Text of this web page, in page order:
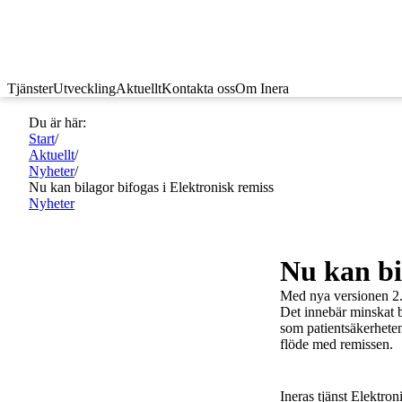
TjänsterUtvecklingAktuelltKontakta ossOm Inera
Du är här:
Start/
Aktuellt/
Nyheter/
Nu kan bilagor bifogas i Elektronisk remiss
Nyheter
Nu kan
Med nya versionen
Det innebär minskat
som
flöde med remissen.
Ineras tjänst